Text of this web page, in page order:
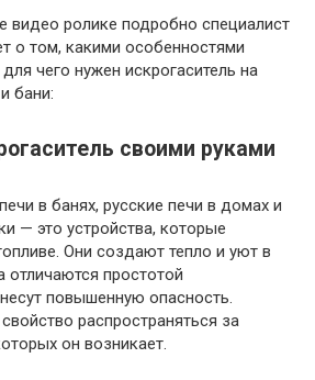
видео ролике подробно специалист
о том, какими особенностями
чего нужен искрогаситель на
бани:
своими руками
в банях, русские печи в домах и
— это устройства, которые
Они создают тепло и уют в
отличаются простотой
повышенную опасность.
распространяться за
он возникает.